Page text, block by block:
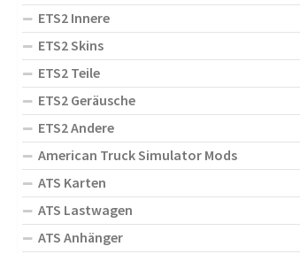
ETS2 Innere
ETS2 Skins
ETS2 Teile
ETS2 Geräusche
ETS2 Andere
American Truck Simulator Mods
ATS Karten
ATS Lastwagen
ATS Anhänger